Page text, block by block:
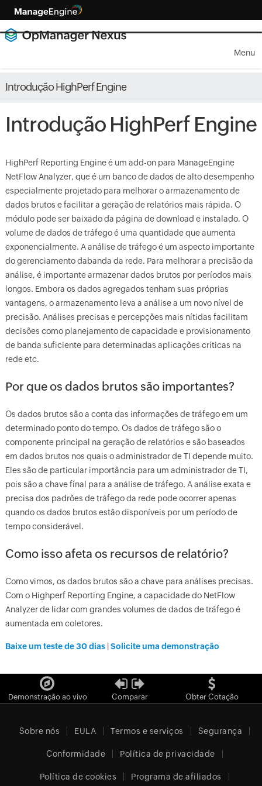
Menu
Introdução HighPerf Engine
Introdução HighPerf Engine
HighPerf Reporting Engine é um add-on para ManageEngine
NetFlow Analyzer, que é um banco de dados de alto desempenho
especialmente projetado para melhorar o armazenamento de
dados brutos e facilitar a geração de relatórios mais rápida. O
módulo pode ser baixado da página de download e instalado. O
volume de dados de tráfego é uma quantidade que aumenta
exponencialmente. A análise de tráfego é um aspecto importante
do gerenciamento dabanda da rede. Para melhorar a precisão da
análise, é importante armazenar dados brutos por períodos mais
longos. Embora os dados agregados tenham suas próprias
vantagens, o armazenamento leva a análise a um novo nível de
precisão. Análises precisas e percepções mais nítidas facilitam
decisões como planejamento de capacidade e provisionamento
de banda suficiente para determinadas aplicações críticas na
rede etc.
Por que os dados brutos são importantes?
Os dados brutos são a conta das informações de tráfego em um
determinado ponto do tempo. Os dados de tráfego são o
componente principal na geração de relatórios e são baseados
em dados brutos nos quais o administrador de TI depende muito.
Eles são de particular importância para um administrador de TI,
pois são a chave final para a análise de tráfego. A análise exata e
precisa dos padrões de tráfego da rede pode ocorrer apenas
quando os dados brutos estão disponíveis por um período de
tempo considerável.
Como isso afeta os recursos de relatório?
Como vimos, os dados brutos são a chave para análises precisas.
Com o Highperf Reporting Engine, a capacidade do NetFlow
Analyzer de lidar com grandes volumes de dados de tráfego é
aumentada em coletores.
Baixe um teste de 30 dias| Solicite uma demonstração
Demonstração ao vivo Comparar Obter Cotação
Sobre nós EULA Termos e serviços Segurança
Conformidade Política de privacidade
Política de cookies Programa de afiliados